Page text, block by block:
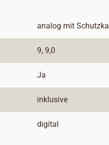
analog mit
9, 9,0
Ja
inklusive
digital